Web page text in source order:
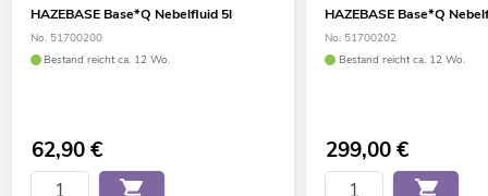
HAZEBASE Base*Q Nebelfluid 5l
No. 51700200
Bestand reicht ca. 12 Wo.
62,90€
HAZEBASE Base*Q
No. 51700202
Bestand reicht ca. 12 Wo.
299,00€